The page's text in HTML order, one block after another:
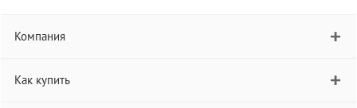
Компания
Как купить